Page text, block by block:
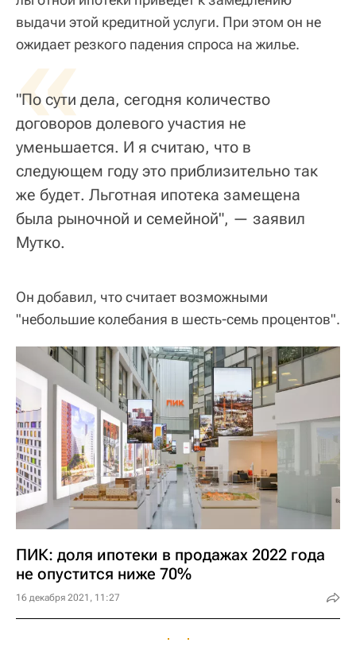
выдачи этой кредитной услуги. При этом он не
ожидает резкого падения спроса на жилье.
«
"По сути дела, сегодня количество
договоров долевого участия не
уменьшается. И я считаю, что в
следующем году это приблизительно так
же будет. Льготная ипотека замещена
была рыночной и семейной", — заявил
Мутко.
Он добавил, что считает возможными
"небольшие колебания в шесть-семь процентов".
ПИК: доля ипотеки в продажах 2022 года
не опустится ниже 70%
16 декабря 2021, 11:27